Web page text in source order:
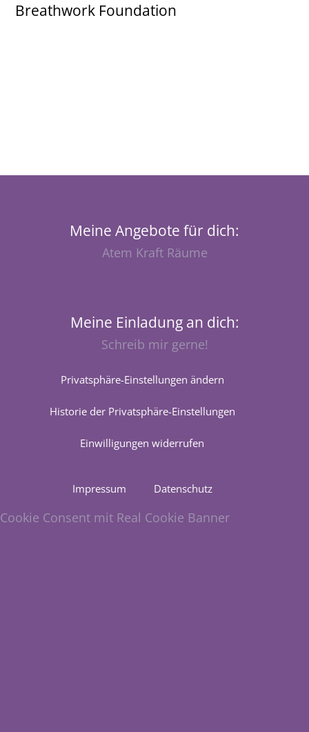
Breathwork Foundation
Meine Angebote für dich:
Atem Kraft Räume
Meine Einladung an dich:
Schreib mir gerne!
Privatsphäre-Einstellungen ändern
Historie der Privatsphäre-Einstellungen
Einwilligungen widerrufen
Impressum Datenschutz
Cookie Consent mit Real Cookie Banner